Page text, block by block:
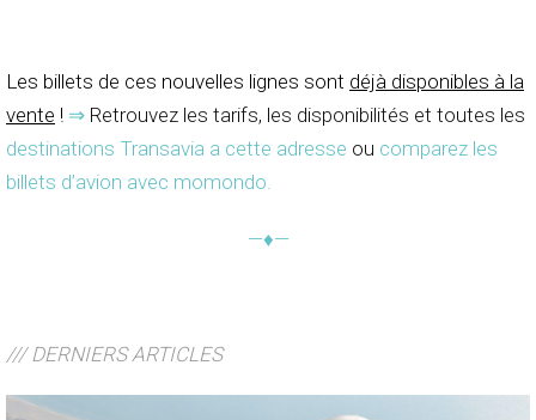
Les billets de ces nouvelles lignes sont déjà disponibles à la
vente ! ⇒ Retrouvez les tarifs, les disponibilités et toutes les
destinations Transavia a cette adresse ou comparez les
billets d’avion avec momondo
—♦—
/// DERNIERS ARTICLES